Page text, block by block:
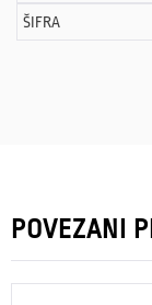
ŠIFRA
POVEZANI